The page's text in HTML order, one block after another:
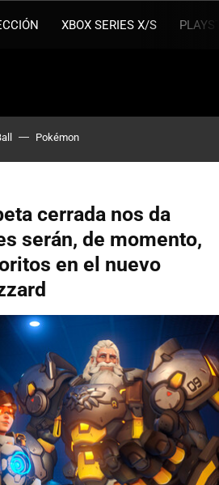
XBOX SERIES X/S
Pokémon
cerrada nos da
serán, de momento,
en el nuevo